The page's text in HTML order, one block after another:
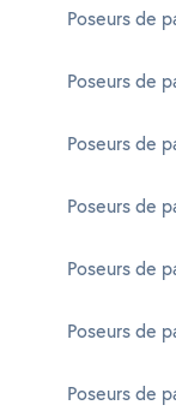
Poseurs de
Poseurs de
Poseurs de
Poseurs de
Poseurs de
Poseurs de
Poseurs de